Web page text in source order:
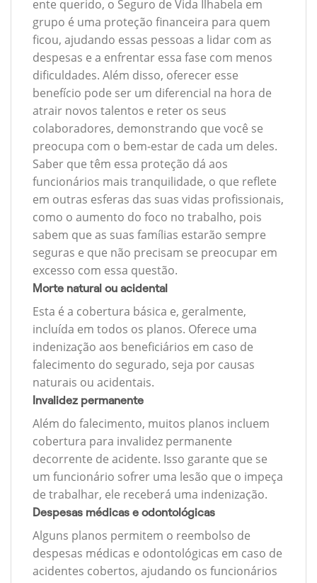
ente querido, o Seguro de Vida Ilhabela em
grupo é uma proteção financeira para quem
ficou, ajudando essas pessoas a lidar com as
despesas e a enfrentar essa fase com menos
dificuldades. Além disso, oferecer esse
benefício pode ser um diferencial na hora de
atrair novos talentos e reter os seus
colaboradores, demonstrando que você se
preocupa com o bem-estar de cada um deles.
Saber que têm essa proteção dá aos
funcionários mais tranquilidade, o que reflete
em outras esferas das suas vidas profissionais,
como o aumento do foco no trabalho, pois
sabem que as suas famílias estarão sempre
seguras e que não precisam se preocupar em
excesso com essa questão.
Morte natural ou acidental
Esta é a cobertura básica e, geralmente,
incluída em todos os planos. Oferece uma
indenização aos beneficiários em caso de
falecimento do segurado, seja por causas
naturais ou acidentais.
Invalidez permanente
Além do falecimento, muitos planos incluem
cobertura para invalidez permanente
decorrente de acidente. Isso garante que se
um funcionário sofrer uma lesão que o impeça
de trabalhar, ele receberá uma indenização.
Despesas médicas e odontológicas
Alguns planos permitem o reembolso de
despesas médicas e odontológicas em caso de
acidentes cobertos, ajudando os funcionários